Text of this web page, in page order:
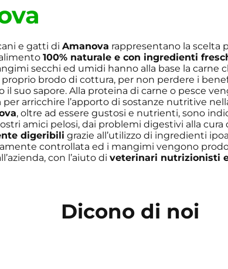
e gatti diAmanova rappresentano la scelta
100% naturale e con ingredienti
secchi ed umidi hanno alla base la carne
brodo di cottura, per non perdere i
il suo sapore. Alla proteina di carne o pesce
per arricchire l’apporto di sostanze nutritive
, oltre ad essere gustosi e nutrienti, sono
amici pelosi, dai problemi digestivi alla cura
digeribili grazie all’utilizzo di ingredienti
controllata ed i mangimi vengono
con l’aiuto diveterinari nutrizionisti
Dicono di noi